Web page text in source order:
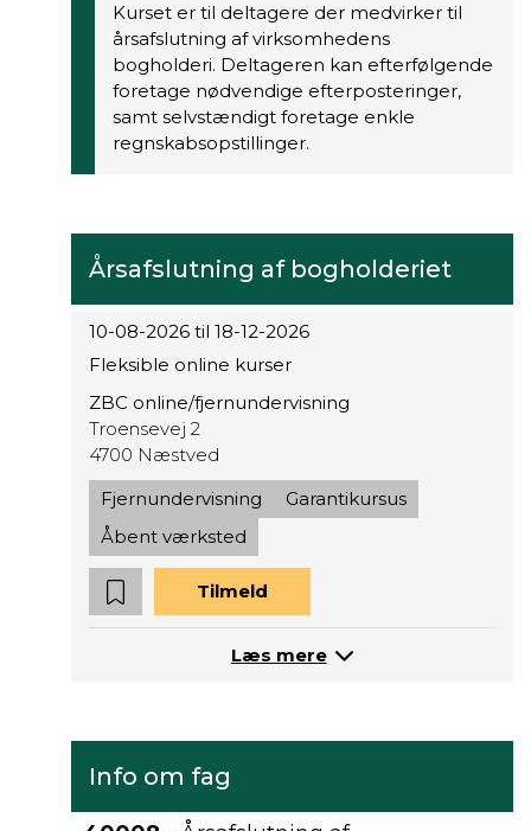
Kurset er til deltagere der medvirker til
årsafslutning af virksomhedens
bogholderi. Deltageren kan efterfølgende
foretage nødvendige efterposteringer,
samt selvstændigt foretage enkle
regnskabsopstillinger.
Årsafslutning af bogholderiet
10-08-2026 til 18-12-2026
Fleksible online kurser
ZBC online/fjernundervisning
Troensevej 2
4700 Næstved
Fjernundervisning
Garantikursus
Åbent værksted
Tilmeld
Læs mere
Info om fag